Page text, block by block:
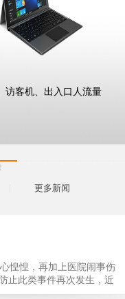
访客机、出入口人流量
更多新闻
惶惶，再加上医院闹事伤
止此类事件再次发生，近
通知，要求当地市属各三